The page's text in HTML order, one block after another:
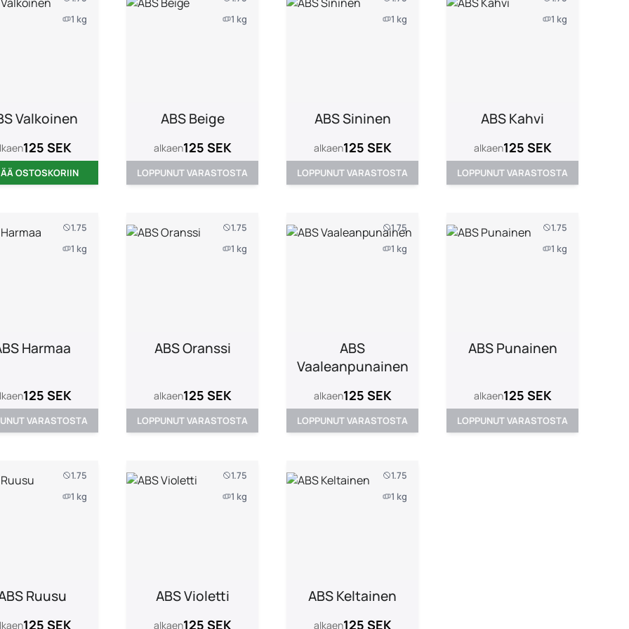
1 kg
Valkoinen
125 SEK
OSTOSKORIIN
1 kg
ABS Beige
alkaen125 SEK
LOPPUNUT VARASTOSTA
1 kg
ABS Sininen
alkaen125 SEK
LOPPUNUT VARASTOSTA
1 kg
ABS Kahvi
alkaen125 SEK
LOPPUNUT VARASTOSTA
1.75
1 kg
Harmaa
125 SEK
VARASTOSTA
1.75
1 kg
ABS Oranssi
alkaen125 SEK
LOPPUNUT VARASTOSTA
1.75
1 kg
ABS
Vaaleanpunainen
alkaen125 SEK
LOPPUNUT VARASTOSTA
1.75
1 kg
ABS Punainen
alkaen125 SEK
LOPPUNUT VARASTOSTA
1.75
1 kg
Ruusu
125 SEK
1.75
1 kg
ABS Violetti
alkaen125 SEK
1.75
1 kg
ABS Keltainen
alkaen125 SEK